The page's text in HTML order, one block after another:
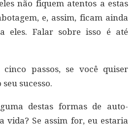
não fiquem atentos a estas
e, assim, ficam ainda
eles. Falar sobre isso é até
cinco passos, se você quiser
sucesso.
destas formas de auto-
vida? Se assim for, eu estaria